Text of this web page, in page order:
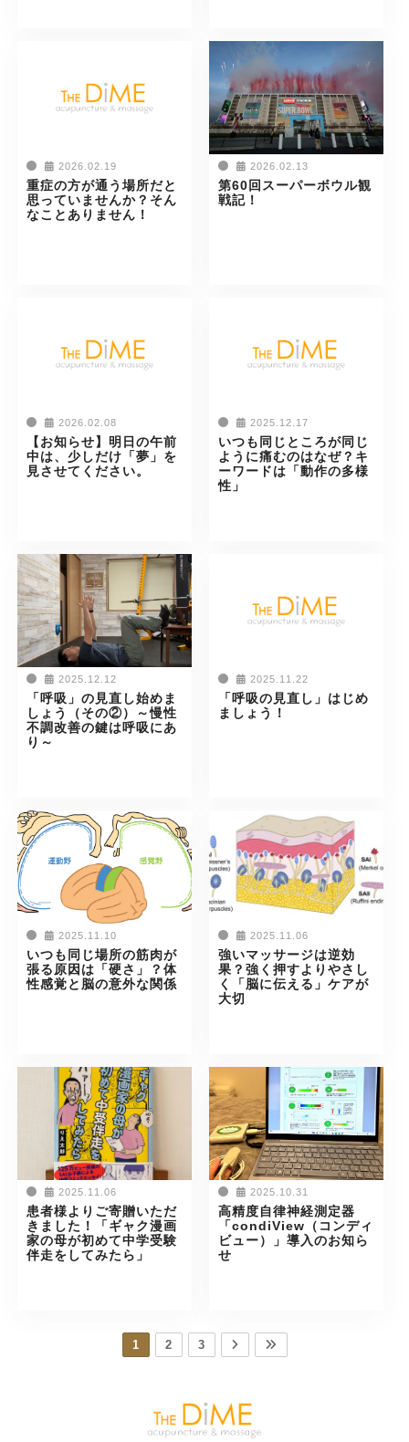
2026.02.19
重症の方が通う場所だと
思っていませんか？そん
なことありません！
2026.02.13
第60回スーパーボウル観
戦記！
2026.02.08
【お知らせ】明日の午前
中は、少しだけ「夢」を
見させてください。
2025.12.17
いつも同じところが同じ
ように痛むのはなぜ？キ
ーワードは「動作の多様
性」
2025.12.12
「呼吸」の見直し始めま
しょう（その②）～慢性
不調改善の鍵は呼吸にあ
り～
2025.11.22
「呼吸の見直し」はじめ
ましょう！
2025.11.10
いつも同じ場所の筋肉が
張る原因は「硬さ」？体
性感覚と脳の意外な関係
2025.11.06
強いマッサージは逆効
果？強く押すよりやさし
く「脳に伝える」ケアが
大切
2025.11.06
患者様よりご寄贈いただ
きました！「ギャク漫画
家の母が初めて中学受験
伴走をしてみたら」
2025.10.31
高精度自律神経測定器
「condiView（コンディ
ビュー）」導入のお知ら
せ
1 2 3